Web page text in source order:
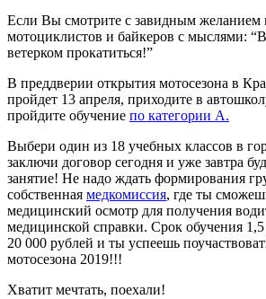
Если Вы смотрите с завидным желанием
мотоциклистов и байкеров с мыслями:
ветерком прокатиться!”
В преддверии открытия мотосезона в
пройдет 13 апреля, приходите в
пройдите обучение по категории А.
Выбери один из 18 учебных классов в
заключи договор сегодня и уже завтра
занятие! Не надо ждать формирования
собственная медкомиссия, где ты
медицинский осмотр для получения
медицинской справки. Срок обучения
20 000 рублей и ты успеешь
мотосезона 2019!!!
Хватит мечтать, поехали!